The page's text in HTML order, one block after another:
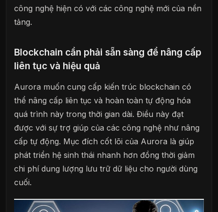
công nghệ hiện có với các công nghệ mới của nền
tảng.
Blockchain cần phải sẵn sàng để nâng cấp
liên tục và hiệu quả
Aurora muốn cung cấp kiến ​​trúc blockchain có
thể nâng cấp liên tục và hoàn toàn tự động hóa
quá trình này trong thời gian dài. Điều này đạt
được với sự trợ giúp của các công nghệ như nâng
cấp tự động. Mục đích cốt lõi của Aurora là giúp
phát triển hệ sinh thái nhanh hơn đồng thời giảm
chi phí dung lượng lưu trữ dữ liệu cho người dùng
cuối.